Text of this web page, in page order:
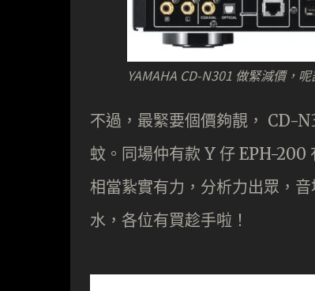
YAMAHA CD-N301 做緊減價，
不過，最緊要個價夠靚， CD-
蚊。同場仲有款 Y 仔 EPH-200
相當紥實有力，分析力出眾，
水，各位有買趁手啦！